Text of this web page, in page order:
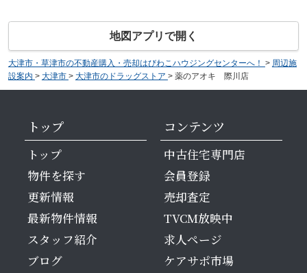
地図アプリで開く
大津市・草津市の不動産購入・売却はびわこハウジングセンターへ！ > 周辺施
設案内 > 大津市 > 大津市のドラッグストア > 薬のアオキ 際川店
トップ
トップ
物件を探す
更新情報
最新物件情報
スタッフ紹介
ブログ
コンテンツ
中古住宅専門店
会員登録
売却査定
TVCM放映中
求人ページ
ケアサポ市場